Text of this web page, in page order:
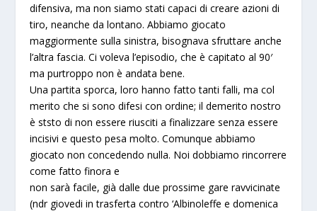
difensiva, ma non siamo stati capaci di creare azioni di
tiro, neanche da lontano. Abbiamo giocato
maggiormente sulla sinistra, bisognava sfruttare anche
l’altra fascia. Ci voleva l’episodio, che è capitato al 90′
ma purtroppo non è andata bene.
Una partita sporca, loro hanno fatto tanti falli, ma col
merito che si sono difesi con ordine; il demerito nostro
è ststo di non essere riusciti a finalizzare senza essere
incisivi e questo pesa molto. Comunque abbiamo
giocato non concedendo nulla. Noi dobbiamo rincorrere
come fatto finora e
non sarà facile, già dalle due prossime gare ravvicinate
(ndr giovedi in trasferta contro ‘Albinoleffe e domenica